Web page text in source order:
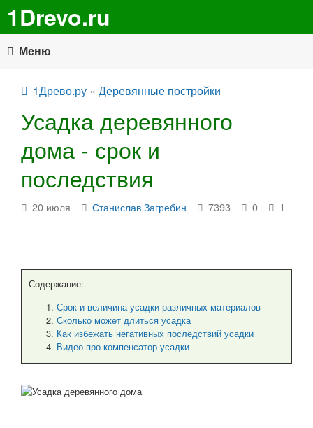
1Drevo.ru
Меню
1Древо.ру « Деревянные постройки
Усадка деревянного
дома - срок и
последствия
20 июля Станислав Загребин 7393 0 1
Содержание:
Срок и величина усадки различных материалов
Сколько может длиться усадка
Как избежать негативных последствий усадки
Видео про компенсатор усадки